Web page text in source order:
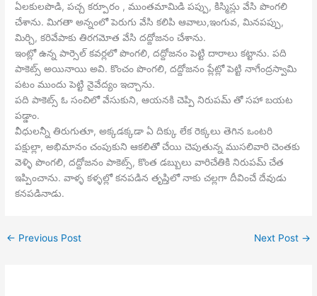
ఏలకులపొడి, పచ్చ కర్పూరం , ముంతమామిడి పప్పు, కిస్మిస్లు వేసి పొంగలి
చేశాను. మిగతా అన్నంలో పెరుగు వేసి కలిపి ఆవాలు,ఇంగువ, మినపప్పు,
మిర్చి, కరివేపాకు తిరగమోత వేసి దద్దోజనం చేశాను.
ఇంట్లో ఉన్న పార్సెల్ కవర్లలో పొంగలి, దద్దోజనం పెట్టి దారాలు కట్టాను. పది
పాకెట్స్ అయినాయి అవి. కొంచం పొంగలి, దద్దోజనం ప్లేట్లో పెట్టి నాగేంద్రస్వామి
పటం ముందు పెట్టి నైవేద్యం ఇచ్చాను.
పది పాకెట్స్ ఓ సంచిలో వేసుకుని, ఆయనకి చెప్పి నిరుపమ్ తో సహా బయట
పడ్డాం.
వీధులన్నీ తిరుగుతూ, అక్కడక్కడా ఏ దిక్కు లేక రెక్కలు తెగిన ఒంటరి
పక్షుల్లా, అభిమానం చంపుకుని ఆకలితో చేయి చెపుతున్న ముసలివారి చెంతకు
వెళ్ళి పొంగలి, దద్దోజనం పాకెట్స్, కొంత డబ్బులు వారిచేతికి నిరుపమ్ చేత
ఇప్పించాను. వాళ్ళ కళ్ళల్లో కనపడిన తృప్తిలో నాకు చల్లగా దీవించే దేవుడు
కనపడినాడు.
← Previous Post Next Post →